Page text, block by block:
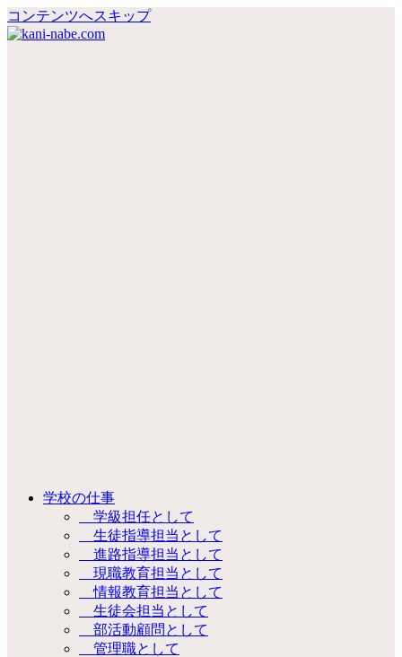
コンテンツへスキップ
学校の仕事
学級担任として
生徒指導担当として
進路指導担当として
現職教育担当として
情報教育担当として
生徒会担当として
部活動顧問として
管理職として